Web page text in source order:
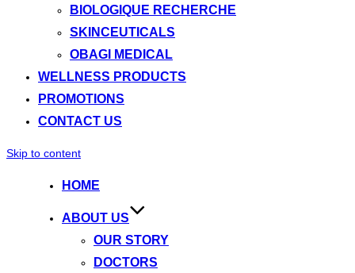
BIOLOGIQUE RECHERCHE
SKINCEUTICALS
OBAGI MEDICAL
WELLNESS PRODUCTS
PROMOTIONS
CONTACT US
Skip to content
HOME
ABOUT US
OUR STORY
DOCTORS